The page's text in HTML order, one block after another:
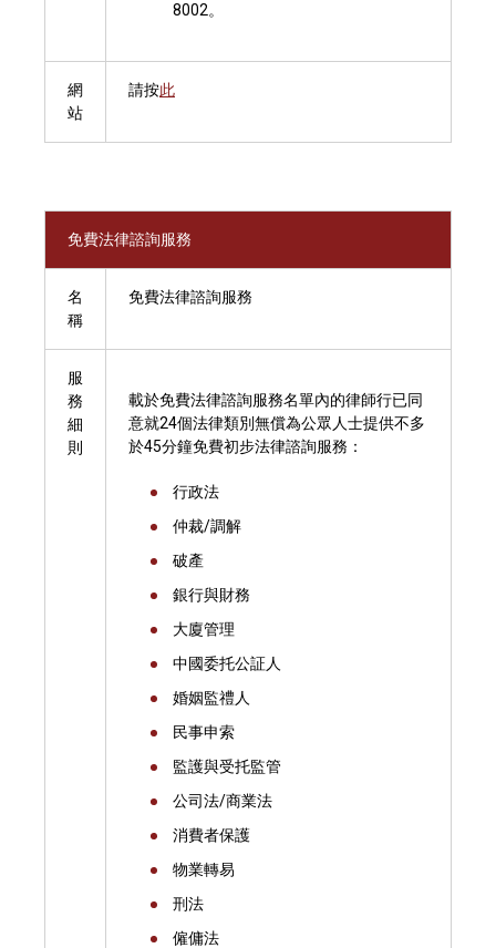
8002。
網
站
請按此
免費法律諮詢服務
名
稱
免費法律諮詢服務
服
務
細
則
載於免費法律諮詢服務名單內的律師行已同
意就24個法律類別無償為公眾人士提供不多
於45分鐘免費初步法律諮詢服務：
行政法
仲裁/調解
破產
銀行與財務
大廈管理
中國委托公証人
婚姻監禮人
民事申索
監護與受托監管
公司法/商業法
消費者保護
物業轉易
刑法
僱傭法